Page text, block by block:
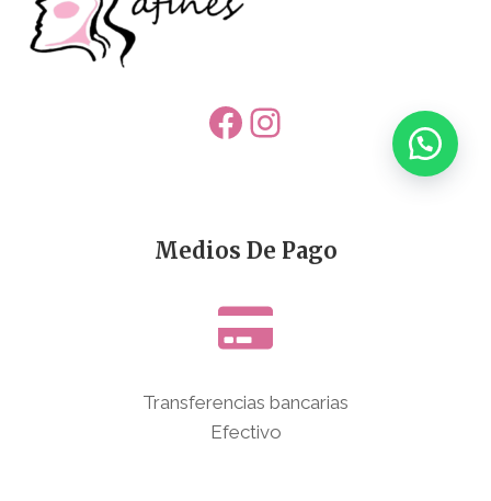
Facebook
Instagram
Medios De Pago
Transferencias bancarias
Efectivo